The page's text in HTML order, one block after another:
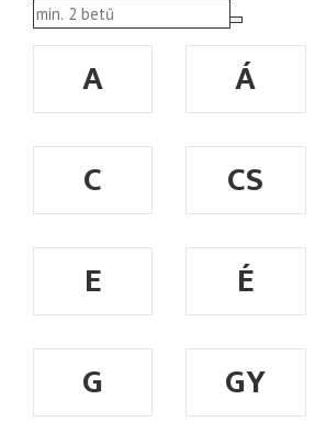
A Á
C
CS
E
É
G
GY